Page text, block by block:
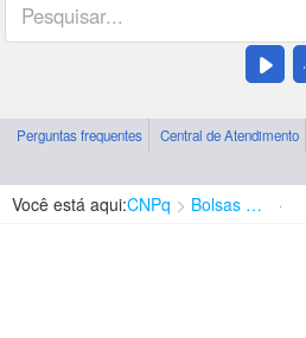
Perguntas frequentes Central de Atendimento
Você está aqui:CNPq Bolsas e Auxílios Vigentes